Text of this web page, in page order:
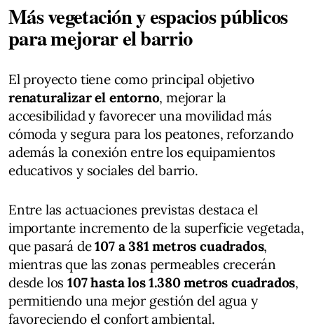
Más vegetación y espacios públicos
para mejorar el barrio
El proyecto tiene como principal objetivo
renaturalizar el entorno, mejorar la
accesibilidad y favorecer una movilidad más
cómoda y segura para los peatones, reforzando
además la conexión entre los equipamientos
educativos y sociales del barrio.
Entre las actuaciones previstas destaca el
importante incremento de la superficie vegetada,
que pasará de107 a 381 metros cuadrados,
mientras que las zonas permeables crecerán
desde los107 hasta los 1.380 metros cuadrados,
permitiendo una mejor gestión del agua y
favoreciendo el confort ambiental.